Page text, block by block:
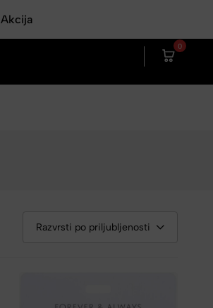
0
Akcija
Razvrsti po priljubljenosti